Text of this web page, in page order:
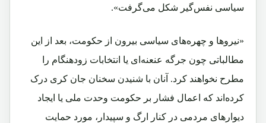
سیاسی نفس‌گیر شکل می‌گرفت».
«نیروها و چهره‌های سیاسی بیرون از حکومت، بعد از این
مطالباتی چون جرگه عنعنه‌ای یا انتخابات زود‌هنگام را
مطرح نخواهند کرد. آنان با شنیدن سخنان جان کری درک
کرده‌اند که اعمال فشار بر حکومت وحدت ملی یا ایجاد
دیوارهای مردمی‌ در کنار ارگ و سپیدار، مورد حمایت